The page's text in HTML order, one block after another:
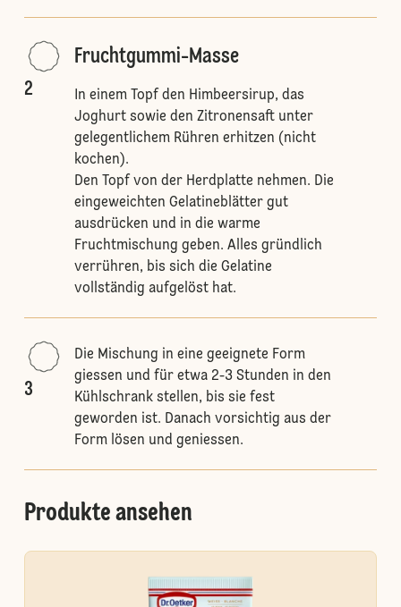
2
Fruchtgummi-Masse
In einem Topf den Himbeersirup, das
Joghurt sowie den Zitronensaft unter
gelegentlichem Rühren erhitzen (nicht
kochen).
Den Topf von der Herdplatte nehmen. Die
eingeweichten Gelatineblätter gut
ausdrücken und in die warme
Fruchtmischung geben. Alles gründlich
verrühren, bis sich die Gelatine
vollständig aufgelöst hat.
3
Die Mischung in eine geeignete Form
giessen und für etwa 2-3 Stunden in den
Kühlschrank stellen, bis sie fest
geworden ist. Danach vorsichtig aus der
Form lösen und geniessen.
Produkte ansehen